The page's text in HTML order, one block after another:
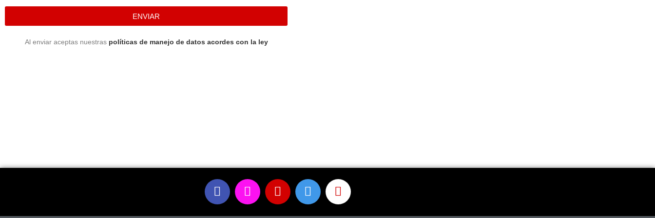
ENVIAR
Al enviar aceptas nuestras políticas de manejo de datos acordes con la ley